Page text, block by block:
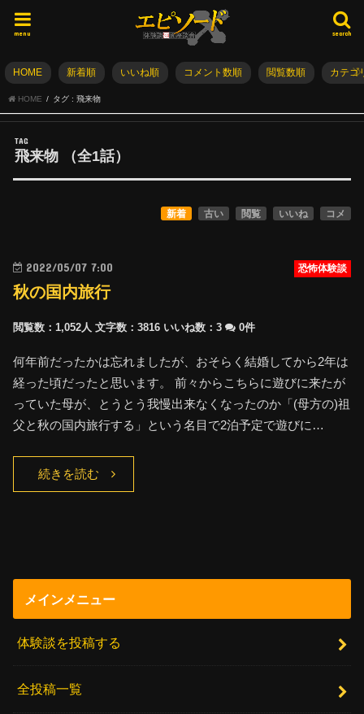
search
menu
HOME 新着順 いいね順 コメント数順 閲覧数順 カテゴ
HOME タグ : 飛来物
TAG
飛来物 （全1話）
新着 古い 閲覧 いいね コメ
2022/05/07 7:00 恐怖体験談
秋の国内旅行
閲覧数：1,052人 文字数：3816 いいね数：3 0件
何年前だったかは忘れましたが、おそらく結婚してから2年は
経った頃だったと思います。 前々からこちらに遊びに来たが
っていた母が、とうとう我慢出来なくなったのか「(母方の)祖
父と秋の国内旅行する」という名目で2泊予定で遊びに…
続きを読む
メインメニュー
体験談を投稿する
全投稿一覧